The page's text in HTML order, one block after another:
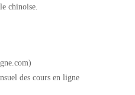
chinoise.
des cours en ligne